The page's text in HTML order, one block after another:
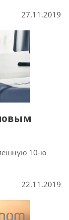
27.11.2019
10-ю
22.11.2019